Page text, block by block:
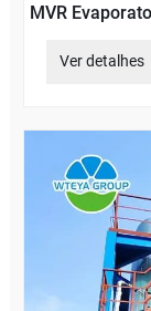
MVR
Ver detalhes